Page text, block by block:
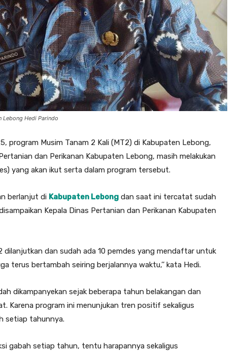
Lebong Hedi Parindo
program Musim Tanam 2 Kali (MT2) di Kabupaten Lebong,
dan Perikanan Kabupaten Lebong, masih melakukan
yang akan ikut serta dalam program tersebut.
berlanjut di Kabupaten Lebong dan saat ini tercatat sudah
Kepala Dinas Pertanian dan Perikanan Kabupaten
dilanjutkan dan sudah ada 10 pemdes yang mendaftar untuk
terus bertambah seiring berjalannya waktu,’’ kata Hedi.
dikampanyekan sejak beberapa tahun belakangan dan
Karena program ini menunjukan tren positif sekaligus
setiap tahunnya.
gabah setiap tahun, tentu harapannya sekaligus